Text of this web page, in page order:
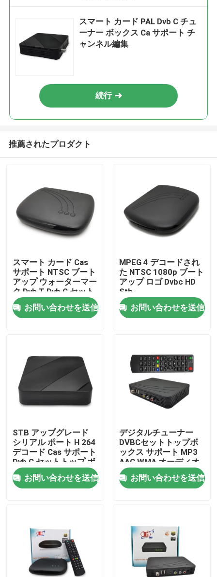
ホーム
VRショー
企業情報
品質管理
お問い合わせ
テレビの上箱
DVBCはセット トップ ボックスを
スマート カード PAL Dvb C チュ
ーナー ボックス Ca サポート チ
ャンネル編集
続行
推薦されたプロダクト
スマート カード Cas
サポート NTSC ブート
アップ ウォーターマー
ク Dvb T Dvb C セット
トップ ボックス
お問い合わせを送信
MPEG 4 デコードされ
た NTSC 1080p ブート
アップ ロゴ Dvbc HD
Stb
お問い合わせを送信
STB アップグレード
シリアル ポート H 264
デコード Cas サポート
Dvb C セットトップ ボ
ックス
お問い合わせを送信
デジタルチューナー
DVBCセットトップボ
ックス サポート MP3
AAC WMA オーディオ
形式
お問い合わせを送信